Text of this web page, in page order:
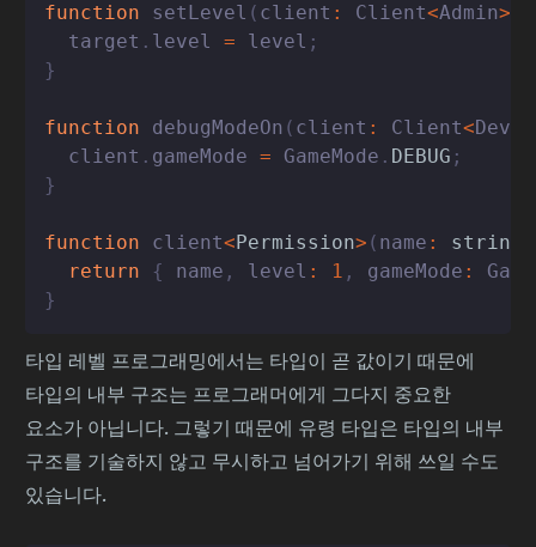
function setLevel ( client : Client<Admin>
  target
. level = level ;
}
function debugModeOn ( client : Client<
  client
. gameMode = GameMode . DEBUG ;
}
function client<Permission> ( name : string
return
{ name , level : 1 , gameMode :
}
타입 레벨 프로그래밍에서는 타입이 곧 값이기 때문에
타입의 내부 구조는 프로그래머에게 그다지 중요한
요소가 아닙니다. 그렇기 때문에 유령 타입은 타입의 내부
구조를 기술하지 않고 무시하고 넘어가기 위해 쓰일 수도
있습니다.